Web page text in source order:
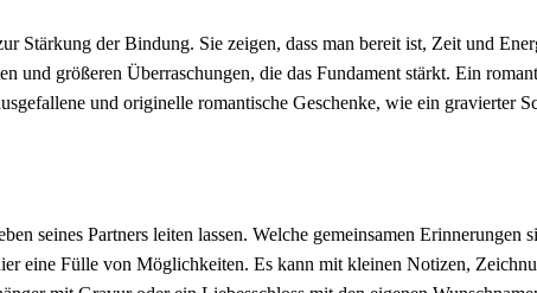
Stärkung der Bindung. Sie zeigen, dass man bereit ist, Zeit und
größeren Überraschungen, die das Fundament stärkt. Ein
und originelle romantische Geschenke, wie ein gravierter
seines Partners leiten lassen. Welche gemeinsamen
eine Fülle von Möglichkeiten. Es kann mit kleinen Notizen,